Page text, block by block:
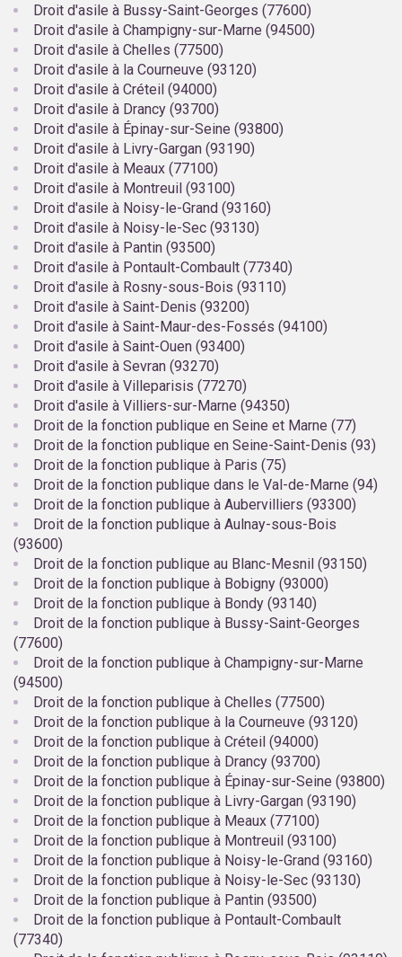
Droit d'asile à Bussy-Saint-Georges (77600)
Droit d'asile à Champigny-sur-Marne (94500)
Droit d'asile à Chelles (77500)
Droit d'asile à la Courneuve (93120)
Droit d'asile à Créteil (94000)
Droit d'asile à Drancy (93700)
Droit d'asile à Épinay-sur-Seine (93800)
Droit d'asile à Livry-Gargan (93190)
Droit d'asile à Meaux (77100)
Droit d'asile à Montreuil (93100)
Droit d'asile à Noisy-le-Grand (93160)
Droit d'asile à Noisy-le-Sec (93130)
Droit d'asile à Pantin (93500)
Droit d'asile à Pontault-Combault (77340)
Droit d'asile à Rosny-sous-Bois (93110)
Droit d'asile à Saint-Denis (93200)
Droit d'asile à Saint-Maur-des-Fossés (94100)
Droit d'asile à Saint-Ouen (93400)
Droit d'asile à Sevran (93270)
Droit d'asile à Villeparisis (77270)
Droit d'asile à Villiers-sur-Marne (94350)
Droit de la fonction publique en Seine et Marne (77)
Droit de la fonction publique en Seine-Saint-Denis (93)
Droit de la fonction publique à Paris (75)
Droit de la fonction publique dans le Val-de-Marne (94)
Droit de la fonction publique à Aubervilliers (93300)
Droit de la fonction publique à Aulnay-sous-Bois
(93600)
Droit de la fonction publique au Blanc-Mesnil (93150)
Droit de la fonction publique à Bobigny (93000)
Droit de la fonction publique à Bondy (93140)
Droit de la fonction publique à Bussy-Saint-Georges
(77600)
Droit de la fonction publique à Champigny-sur-Marne
(94500)
Droit de la fonction publique à Chelles (77500)
Droit de la fonction publique à la Courneuve (93120)
Droit de la fonction publique à Créteil (94000)
Droit de la fonction publique à Drancy (93700)
Droit de la fonction publique à Épinay-sur-Seine (93800)
Droit de la fonction publique à Livry-Gargan (93190)
Droit de la fonction publique à Meaux (77100)
Droit de la fonction publique à Montreuil (93100)
Droit de la fonction publique à Noisy-le-Grand (93160)
Droit de la fonction publique à Noisy-le-Sec (93130)
Droit de la fonction publique à Pantin (93500)
Droit de la fonction publique à Pontault-Combault
(77340)